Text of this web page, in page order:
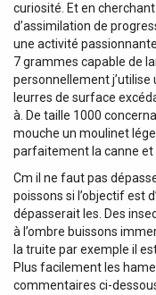
curiosité. Et en
d’assimilation de
une activité
7 grammes capable de
personnellement j’utilise
leurres de surface
à. De taille 1000
mouche un moulinet
parfaitement la canne et
Cm il ne faut pas
poissons si l’objectif est
dépasserait les. Des
à l’ombre buissons
la truite par exemple il
Plus facilement les
commentaires ci-